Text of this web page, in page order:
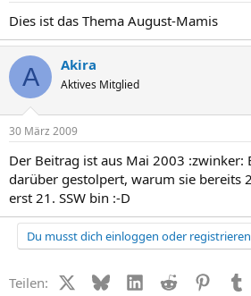
Dies ist das Thema August-Mamis
A Akira
Aktives Mitglied
30 März 2009
Der Beitrag ist aus Mai 2003 :zwinker:
darüber gestolpert, warum sie bereits
erst 21. SSW bin :-D
Du musst dich einloggen oder
Teilen: X (Twitter)
BlueskyLinkedIn
Reddit